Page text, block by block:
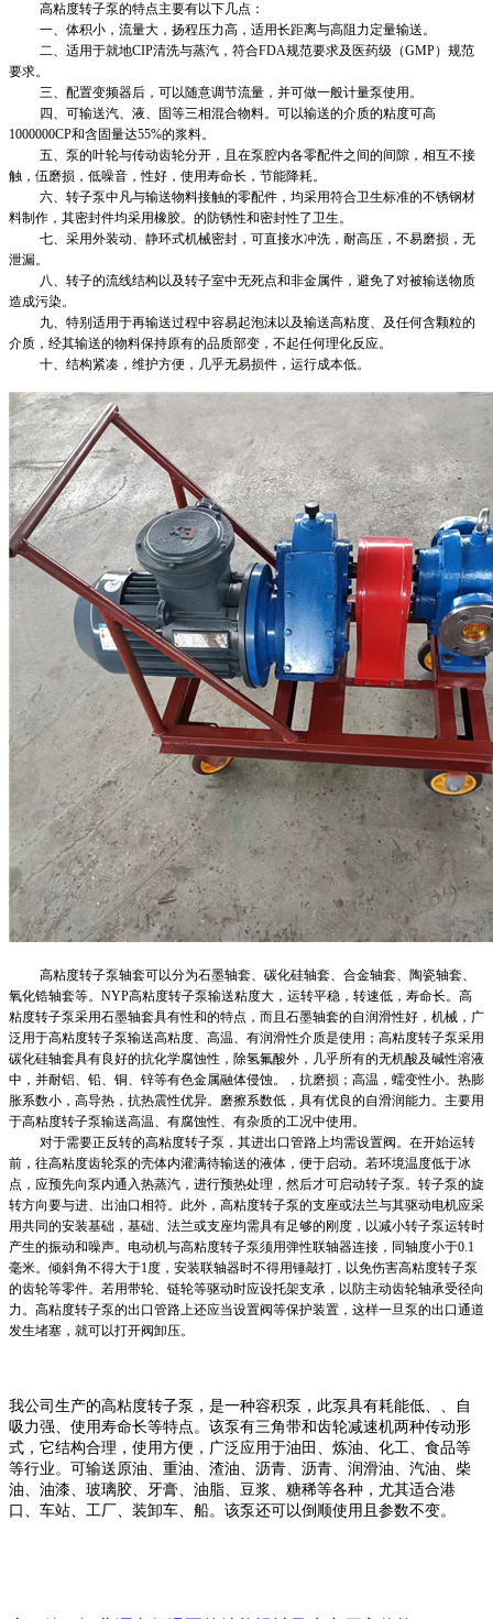
高粘度转子泵的特点主要有以下几点：
一、体积小，流量大，扬程压力高，适用长距离与高阻力定量输送。
二、适用于就地CIP清洗与蒸汽，符合FDA规范要求及医药级（GMP）规范
要求。
三、配置变频器后，可以随意调节流量，并可做一般计量泵使用。
四、可输送汽、液、固等三相混合物料。可以输送的介质的粘度可高
1000000CP和含固量达55%的浆料。
五、泵的叶轮与传动齿轮分开，且在泵腔内各零配件之间的间隙，相互不接
触，伍磨损，低噪音，性好，使用寿命长，节能降耗。
六、转子泵中凡与输送物料接触的零配件，均采用符合卫生标准的不锈钢材
料制作，其密封件均采用橡胶。的防锈性和密封性了卫生。
七、采用外装动、静环式机械密封，可直接水冲洗，耐高压，不易磨损，无
泄漏。
八、转子的流线结构以及转子室中无死点和非金属件，避免了对被输送物质
造成污染。
九、特别适用于再输送过程中容易起泡沫以及输送高粘度、及任何含颗粒的
介质，经其输送的物料保持原有的品质部变，不起任何理化反应。
十、结构紧凑，维护方便，几乎无易损件，运行成本低。
高粘度转子泵轴套可以分为石墨轴套、碳化硅轴套、合金轴套、陶瓷轴套、
氧化锆轴套等。 NYP高粘度转子泵输送粘度大，运转平稳，转速低，寿命长。高
粘度转子泵采用石墨轴套具有性和的特点，而且石墨轴套的自润滑性好，机械，广
泛用于高粘度转子泵输送高粘度、高温、有润滑性介质是使用；高粘度转子泵采用
碳化硅轴套具有良好的抗化学腐蚀性，除氢氟酸外，几乎所有的无机酸及碱性溶液
中，并耐铝、铅、铜、锌等有色金属融体侵蚀。，抗磨损；高温，蠕变性小。热膨
胀系数小，高导热，抗热震性优异。磨擦系数低，具有优良的自滑润能力。主要用
于高粘度转子泵输送高温、有腐蚀性、有杂质的工况中使用。
对于需要正反转的高粘度转子泵，其进出口管路上均需设置阀。在开始运转
前，往高粘度齿轮泵的壳体内灌满待输送的液体，便于启动。若环境温度低于冰
点，应预先向泵内通入热蒸汽，进行预热处理，然后才可启动转子泵。转子泵的旋
转方向要与进、出油口相符。此外，高粘度转子泵的支座或法兰与其驱动电机应采
用共同的安装基础，基础、法兰或支座均需具有足够的刚度，以减小转子泵运转时
产生的振动和噪声。电动机与高粘度转子泵须用弹性联轴器连接，同轴度小于0.1
毫米。倾斜角不得大于1度，安装联轴器时不得用锤敲打，以免伤害高粘度转子泵
的齿轮等零件。若用带轮、链轮等驱动时应设托架支承，以防主动齿轮轴承受径向
力。高粘度转子泵的出口管路上还应当设置阀等保护装置，这样一旦泵的出口通道
发生堵塞，就可以打开阀卸压。
我公司生产的高粘度转子泵 ，是一种容积泵，此泵具有耗能低、、自
吸力强、使用寿命长等特点。该泵有三角带和齿轮减速机两种传动形
式，它结构合理，使用方便，广泛应用于油田、炼油、化工、食品等
等行业。可输送原油、重油、渣油、沥青、沥青、润滑油、汽油、柴
油、油漆、玻璃胶、牙膏、油脂、豆浆、糖稀等各种，尤其适合港
口、车站、工厂、装卸车、船。该泵还可以倒顺使用且参数不变。